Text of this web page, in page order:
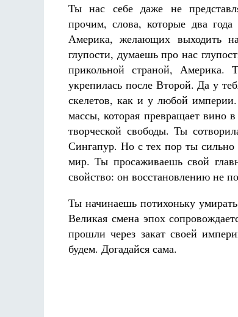
Ты нас себе даже не
прочим, слова, которые два
Америка, желающих выходить
глупости, думаешь про нас
прикольной страной,
укрепилась после Второй. Да у
скелетов, как и у любой
массы, которая превращает вино
творческой свободы. Ты
Сингапур. Но с тех пор ты сильно
мир. Ты просаживаешь свой
свойство: он восстановлению не
Ты начинаешь потихоньку
Великая смена эпох
прошли через закат своей
будем. Догадайся сама.